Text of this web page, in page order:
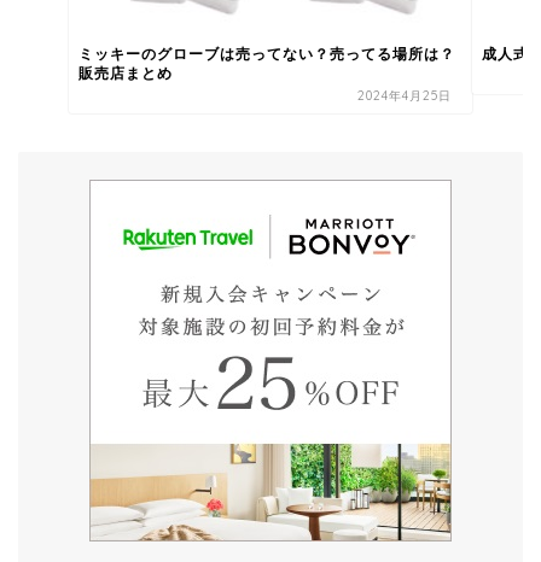
ミッキーのグローブは売ってない？売ってる場所は？
販売店まとめ
2024年4月25日
成人式